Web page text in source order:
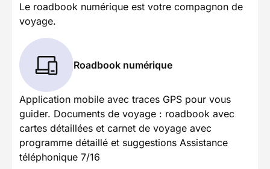
Le roadbook numérique est votre compagnon de
voyage.
Roadbook numérique
Application mobile avec traces GPS pour vous
guider. Documents de voyage : roadbook avec
cartes détaillées et carnet de voyage avec
programme détaillé et suggestions Assistance
téléphonique 7/16